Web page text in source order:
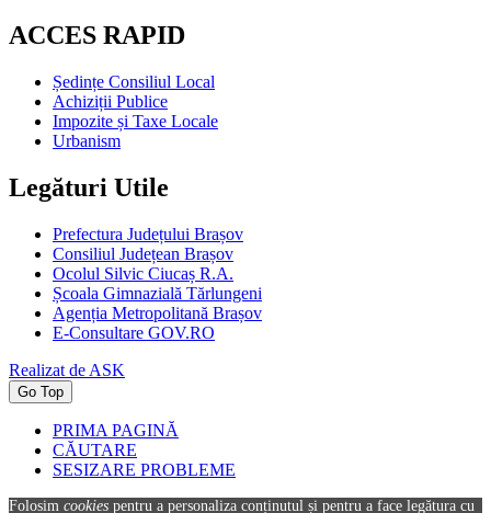
ACCES RAPID
Ședințe Consiliul Local
Achiziții Publice
Impozite și Taxe Locale
Urbanism
Legături Utile
Prefectura Județului Brașov
Consiliul Județean Brașov
Ocolul Silvic Ciucaș R.A.
Școala Gimnazială Tărlungeni
Agenția Metropolitană Brașov
E-Consultare GOV.RO
Realizat de ASK
Go Top
PRIMA PAGINĂ
CĂUTARE
SESIZARE PROBLEME
Folosim cookies pentru a personaliza conținutul și pentru a face legătura cu